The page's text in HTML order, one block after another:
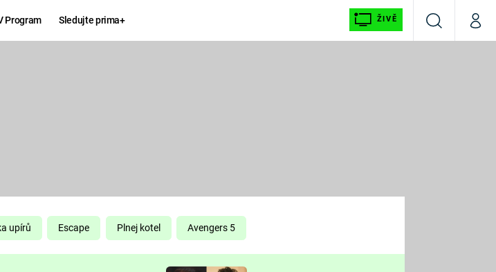
Program Sledujte prima+ ŽIVĚ
VyhledáváníMůj
KOMEDIE
CHUCK
NORRIS
Prima LAJK
upírů Escape Plnej kotel Avengers 5